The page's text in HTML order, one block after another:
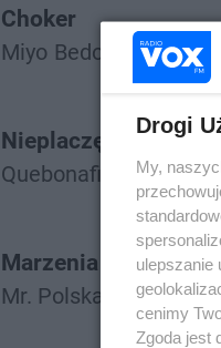
Choker
Miyo Bedoes
Quebonafide
ft.
Marzenia
Mr. Polska
Bedoes
Drogi
My,
ulepszanie
cenimy
Zgoda jest